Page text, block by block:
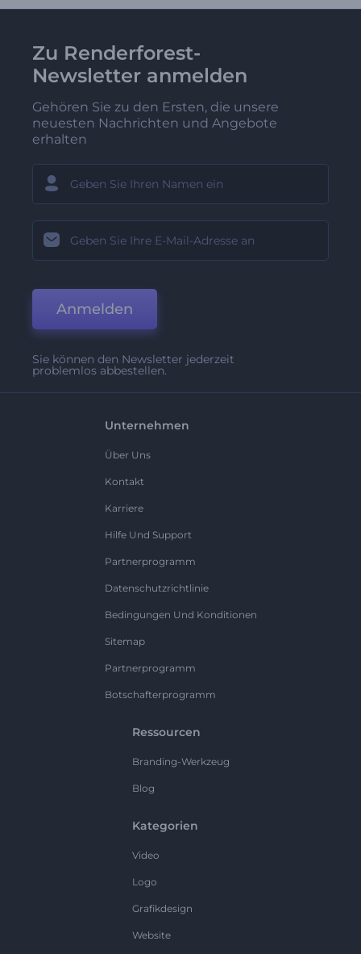
Zu Renderforest-
Newsletter anmelden
Gehören Sie zu den Ersten, die unsere
neuesten Nachrichten und Angebote
erhalten
Anmelden
Sie können den Newsletter jederzeit
problemlos abbestellen.
Unternehmen
Über Uns
Kontakt
Karriere
Hilfe Und Support
Partnerprogramm
Datenschutzrichtlinie
Bedingungen Und Konditionen
Sitemap
Partnerprogramm
Botschafterprogramm
Ressourcen
Branding-Werkzeug
Blog
Kategorien
Video
Logo
Grafikdesign
Website